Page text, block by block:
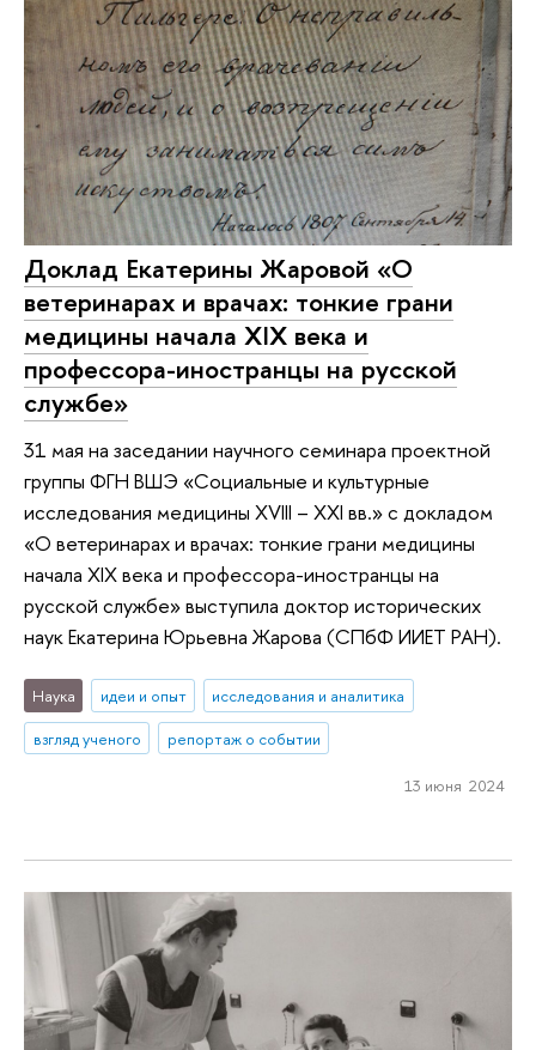
Доклад Екатерины Жаровой «О
ветеринарах и врачах: тонкие грани
медицины начала XIX века и
профессора-иностранцы на русской
службе»
31 мая на заседании научного семинара проектной
группы ФГН ВШЭ «Социальные и культурные
исследования медицины XVIII – XXI вв.» с докладом
«О ветеринарах и врачах: тонкие грани медицины
начала XIX века и профессора-иностранцы на
русской службе» выступила доктор исторических
наук Екатерина Юрьевна Жарова (СПбФ ИИЕТ РАН).
Наука идеи и опыт
исследования и аналитика
взгляд ученого
репортаж о событии
13 июня 2024